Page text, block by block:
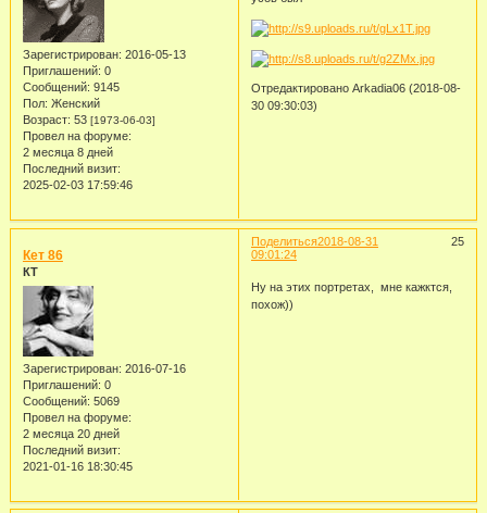
Зарегистрирован: 2016-05-13
Приглашений: 0
Сообщений: 9145
Пол: Женский
Возраст: 53 [1973-06-03]
Провел на форуме:
2 месяца 8 дней
Последний визит:
2025-02-03 17:59:46
Отредактировано Arkadia06 (2018-08-
30 09:30:03)
Поделиться 25
2018-08-31
09:01:24
Кет 86
КТ
Зарегистрирован: 2016-07-16
Приглашений: 0
Сообщений: 5069
Провел на форуме:
2 месяца 20 дней
Последний визит:
2021-01-16 18:30:45
Ну на этих портретах, мне кажктся,
похож))